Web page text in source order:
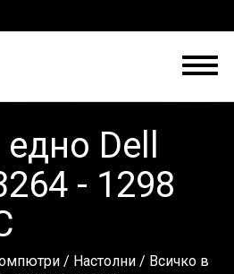
Dell
- 1298
/ Настолни/ Всичко в